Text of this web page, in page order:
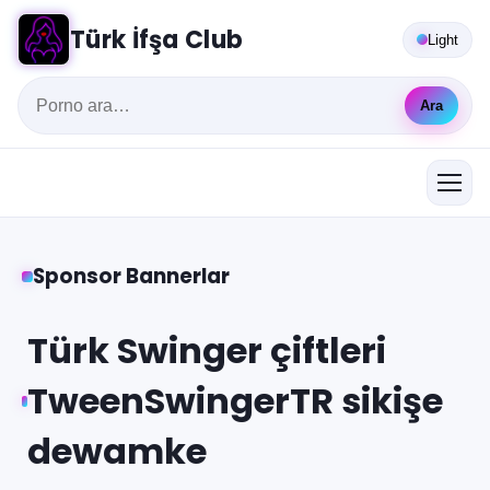
Türk İfşa Club
Ara
Light
Sponsor Bannerlar
Türk Swinger çiftleri
TweenSwingerTR sikişe
dewamke